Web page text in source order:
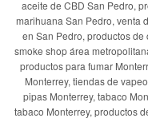
aceite de CBD San Pedro,
marihuana San Pedro, venta
en San Pedro, productos de
smoke shop área
productos para fumar
Monterrey, tiendas de
pipas Monterrey, tabaco
tabaco Monterrey, productos